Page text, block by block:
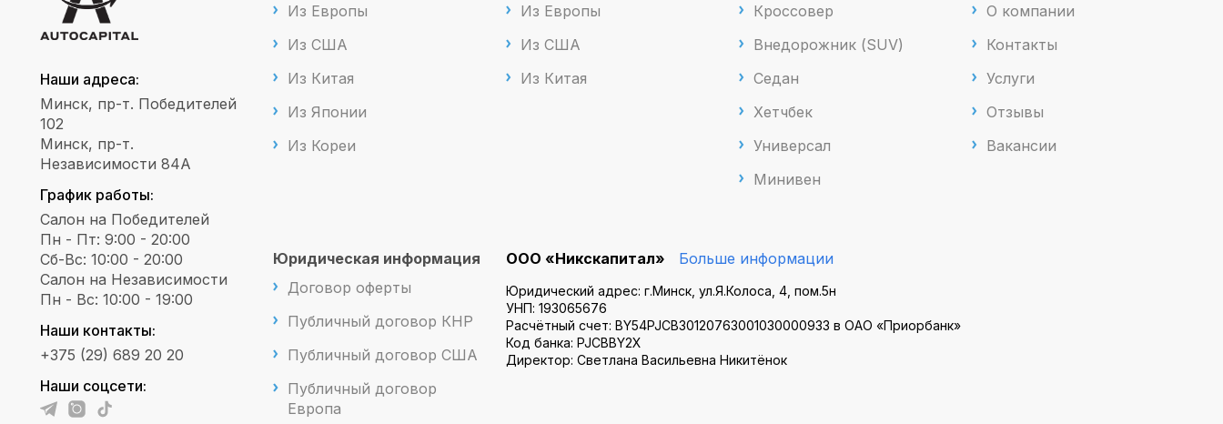
Наши адреса:
Минск, пр-т. Победителей
102
Минск, пр-т.
Независимости 84А
График работы:
Салон на Победителей
Пн - Пт: 9:00 - 20:00
Сб-Вс: 10:00 - 20:00
Салон на Независимости
Пн - Вс: 10:00 - 19:00
Наши контакты:
+375 (29) 689 20 20
Наши соцсети:
Из Европы
Из США
Из Китая
Из Японии
Из Кореи
Из Европы
Из США
Из Китая
Кроссовер
Внедорожник (SUV)
Седан
Хетчбек
Универсал
Минивен
О компании
Контакты
Услуги
Отзывы
Вакансии
Юридическая информация
Договор оферты
Публичный договор КНР
Публичный договор США
Публичный договор
Европа
ООО «Никскапитал» Больше информации
Юридический адрес: г.Минск, ул.Я.Колоса, 4, пом.5н
УНП: 193065676
Расчётный счет: BY54PJCB30120763001030000933 в ОАО «Приорбанк»
Код банка: PJCBBY2X
Директор: Светлана Васильевна Никитёнок